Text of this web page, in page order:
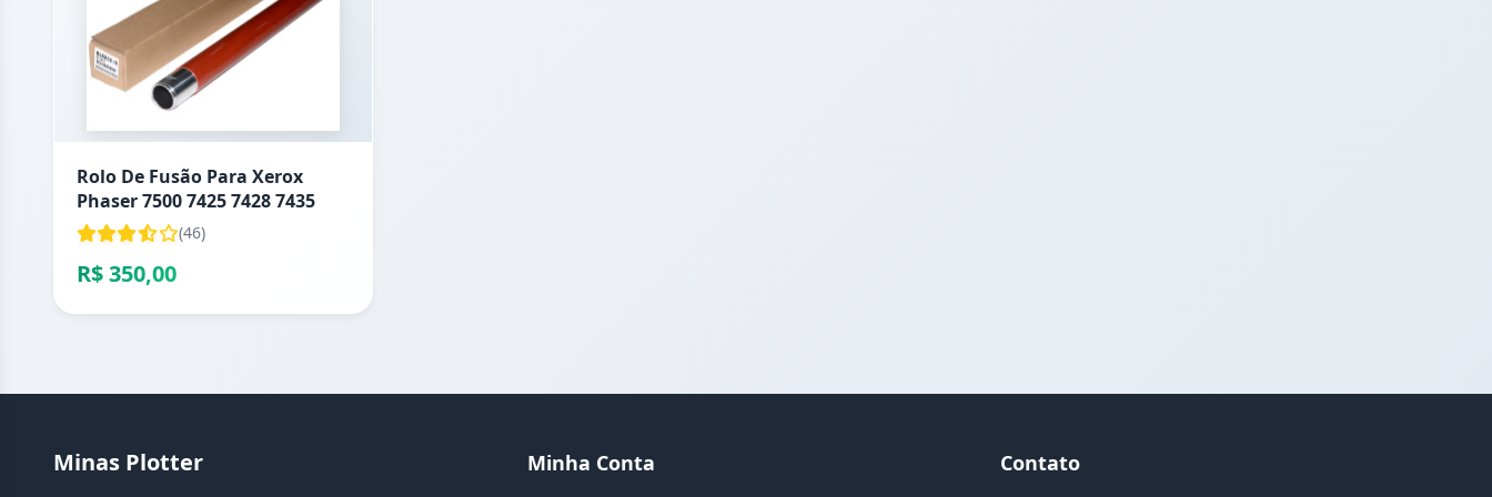
Rolo De Fusão Para Xerox
Phaser 7500 7425 7428 7435
(46)
R$ 350,00
Minas Plotter Minha Conta Contato